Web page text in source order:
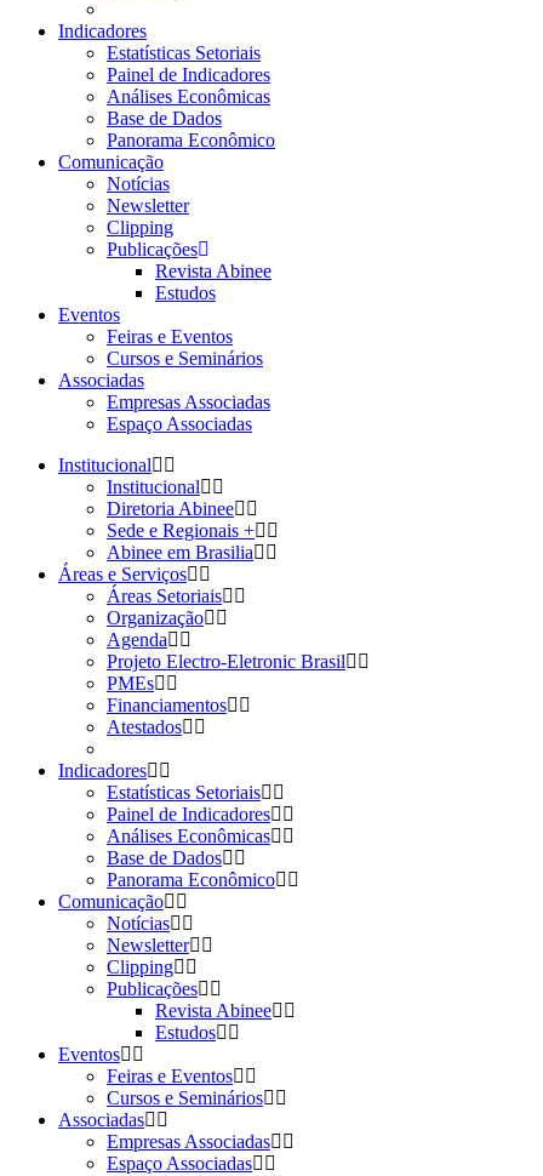
Indicadores
Estatísticas Setoriais
Painel de Indicadores
Análises Econômicas
Base de Dados
Panorama Econômico
Comunicação
Notícias
Newsletter
Clipping
Publicações
Revista Abinee
Estudos
Eventos
Feiras e Eventos
Cursos e Seminários
Associadas
Empresas Associadas
Espaço Associadas
Institucional
Institucional
Diretoria Abinee
Sede e Regionais +
Abinee em Brasilia
Áreas e Serviços
Áreas Setoriais
Organização
Agenda
Projeto Electro-Eletronic Brasil
PMEs
Financiamentos
Atestados
Indicadores
Estatísticas Setoriais
Painel de Indicadores
Análises Econômicas
Base de Dados
Panorama Econômico
Comunicação
Notícias
Newsletter
Clipping
Publicações
Revista Abinee
Estudos
Eventos
Feiras e Eventos
Cursos e Seminários
Associadas
Empresas Associadas
Espaço Associadas